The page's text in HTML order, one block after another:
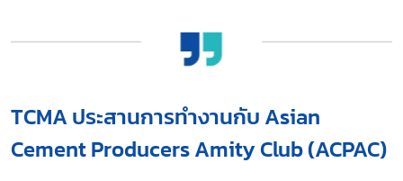
TCMA ประสานการทำงานกับ Asian
Cement Producers Amity Club (ACPAC)